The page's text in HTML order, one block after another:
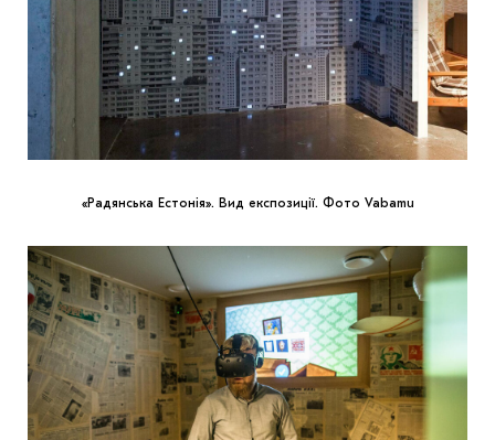
«Радянська Естонія». Вид експозиції. Фото Vabamu